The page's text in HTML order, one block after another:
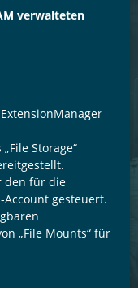
verwalteten
Storage“
den für die
gesteuert.
„File Mounts“ für